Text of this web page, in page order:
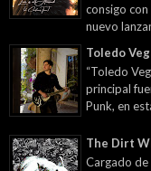
consigo
nuevo
Toledo
“Toledo
principal
Punk, en
The Dirt
Cargado de